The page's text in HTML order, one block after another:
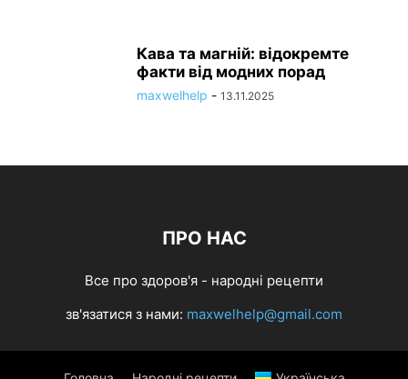
Кава та магній: відокремте
факти від модних порад
maxwelhelp - 13.11.2025
ПРО НАС
Все про здоров'я - народні рецепти
зв'язатися з нами: maxwelhelp@gmail.com